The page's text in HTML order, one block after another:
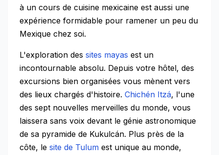
à un cours de cuisine mexicaine est aussi une
expérience formidable pour ramener un peu du
Mexique chez soi.
L'exploration des sites mayas est un
incontournable absolu. Depuis votre hôtel, des
excursions bien organisées vous mènent vers
des lieux chargés d'histoire. Chichén Itzá, l'une
des sept nouvelles merveilles du monde, vous
laissera sans voix devant le génie astronomique
de sa pyramide de Kukulcán. Plus près de la
côte, le site de Tulum est unique au monde,